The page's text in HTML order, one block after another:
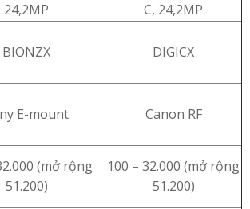
24,2MP
C, 24,2MP
BIONZX DIGICX
E-mount Canon RF
(mở rộng
51.200)
100 – 32.000 (mở rộng
51.200)